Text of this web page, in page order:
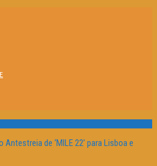
Antestreia de ‘MILE 22’ para Lisboa e